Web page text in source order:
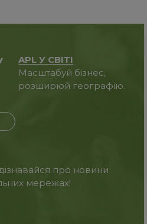
APL У СВІТІ
Масштабуй бізнес,
розширюй географію.
про новини
мережах!